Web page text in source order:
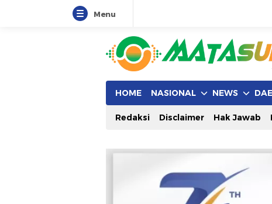
Menu
HOME NASIONAL NEWS
Redaksi Disclaimer Hak Jawab